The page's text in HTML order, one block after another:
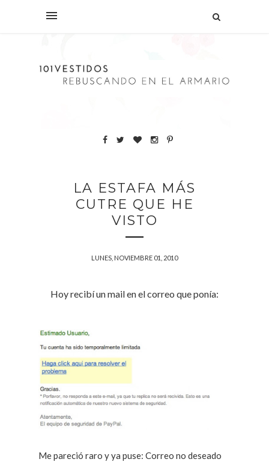
LA ESTAFA MÁS
CUTRE QUE HE
VISTO
LUNES, NOVIEMBRE 01, 2010
Hoy recibí un mail en el correo que ponía:
Me pareció raro y ya puse: Correo no deseado